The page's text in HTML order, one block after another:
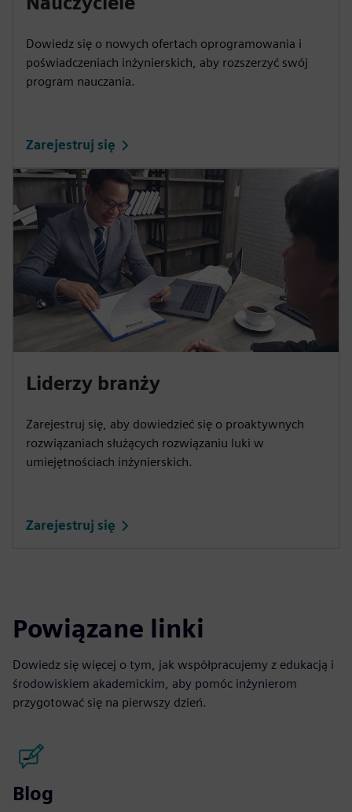
Dowiedz się o nowych ofertach oprogramowania i
poświadczeniach inżynierskich, aby rozszerzyć swój
program nauczania.
Zarejestruj się
Liderzy branży
Zarejestruj się, aby dowiedzieć się o proaktywnych
rozwiązaniach służących rozwiązaniu luki w
umiejętnościach inżynierskich.
Zarejestruj się
Powiązane linki
Dowiedz się więcej o tym, jak współpracujemy z edukacją i
środowiskiem akademickim, aby pomóc inżynierom
przygotować się na pierwszy dzień.
Blog